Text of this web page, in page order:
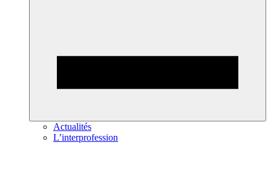
Actualités
L’interprofession